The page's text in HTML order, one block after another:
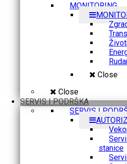
MONITORING
Close
Close
SERVIS I PODRŠKA
SERVIS I
stanice